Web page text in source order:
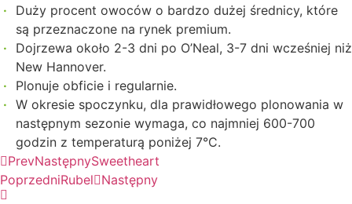
Duży procent owoców o bardzo dużej średnicy, które
są przeznaczone na rynek premium.
Dojrzewa około 2-3 dni po O’Neal, 3-7 dni wcześniej niż
New Hannover.
Plonuje obficie i regularnie.
W okresie spoczynku, dla prawidłowego plonowania w
następnym sezonie wymaga, co najmniej 600-700
godzin z temperaturą poniżej 7°C.
PrevNastępnySweetheart
PoprzedniRubel Następny